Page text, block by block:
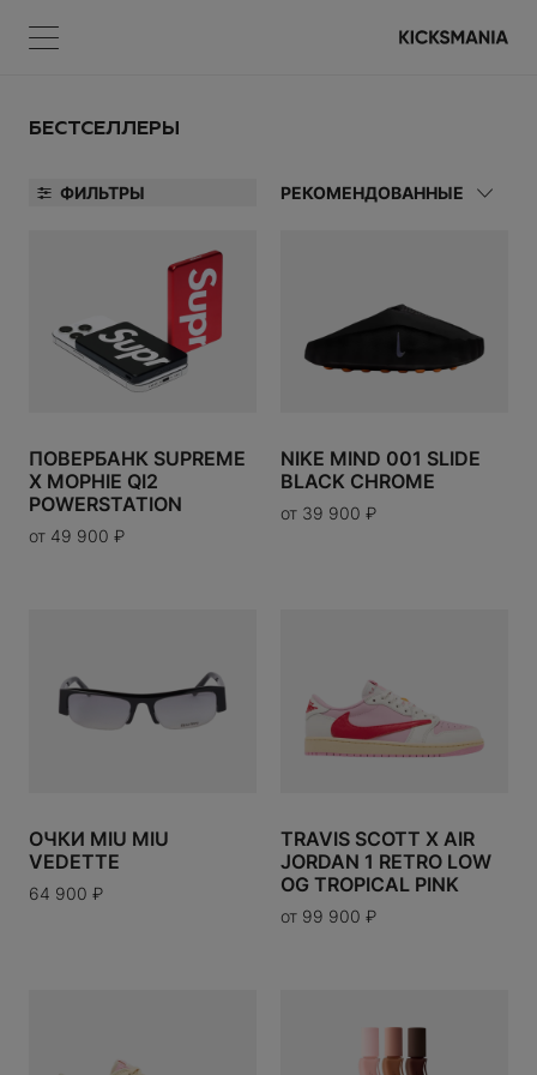
БЕСТСЕЛЛЕРЫ
ФИЛЬТРЫ РЕКОМЕНДОВАННЫЕ
ПОВЕРБАНК SUPREME
X MOPHIE QI2
POWERSTATION
от 49 900 ₽
NIKE MIND 001 SLIDE
BLACK CHROME
от 39 900 ₽
ОЧКИ MIU MIU
VEDETTE
64 900 ₽
TRAVIS SCOTT X AIR
JORDAN 1 RETRO LOW
OG TROPICAL PINK
от 99 900 ₽
Меню
Регистрация
Забыли пароль?
Меню
НЕТ ТОВАРОВ